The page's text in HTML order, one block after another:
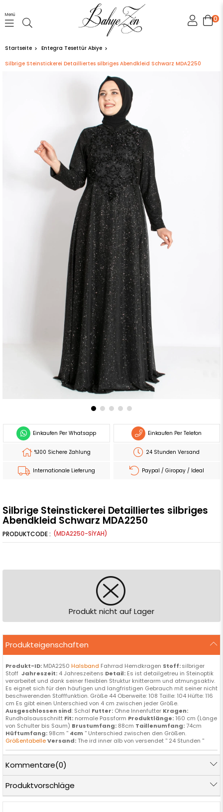
0
Menü
Startseite Entegra Tesettür Abiye
Silbrige Steinstickerei Detailliertes silbriges Abendkleid Schwarz MDA2250
Einkaufen Per Whatsapp Einkaufen Per Telefon
%100 Sichere Zahlung 24 Stunden Versand
Internationale Lieferung Paypal / Giropay / Ideal
Silbrige Steinstickerei Detailliertes silbriges
Abendkleid Schwarz MDA2250
(MDA2250-SİYAH)
Produkt nicht auf Lager
Produkteigenschaften
Produkt-ID: MDA2250 Halsband Fahrrad Hemdkragen Stoff:silbriger
Stoff Jahreszeit: 4 Jahreszeitens Detail: Es ist detailgetreu in Steinoptik
verarbeitet und dank seiner flexiblen Struktur knitterarm und atmungsaktiv.
Es eignet sich für den häufigen und langfristigen Gebrauch mit seiner nicht
beschwerenden Stofffunktion. Größe 44 Oberweite: 108 Taille: 104 Hüfte: 116
cm Es gibt einen Unterschied von 4 cm zwischen jeder Größe.
Ausgeschlossen sind: Schal Futter: Ohne Innenfutter Kragen:
Rundhalsausschnitt Fit: normale Passform Produktlänge: 160 cm (Länge
von Schulter bis Saum) Brustumfang: 88cm Taillenumfang:74cm
Hüftumfang: 98cm '' 4cm '' Unterschied zwischen den Größen.
GrößentabelleVersand: The ird inner alb von versendet '' 24 Stunden ''
Kommentare(0)
Produktvorschläge